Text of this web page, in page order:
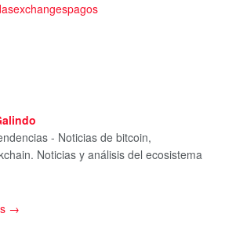
exchangespagos
- Noticias de bitcoin,
Noticias y análisis del ecosistema
→